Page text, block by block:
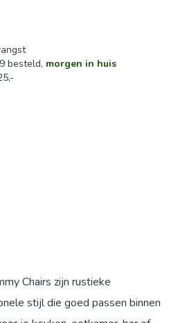
besteld, morgen in huis
Chairs zijn rustieke
stijl die goed passen binnen